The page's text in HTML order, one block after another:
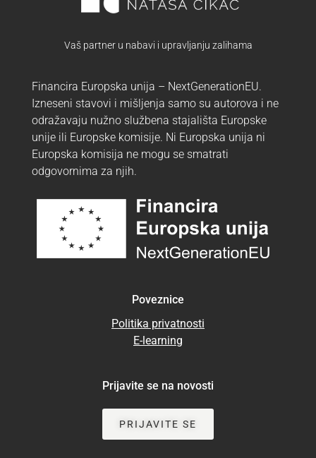
Vaš partner u nabavi i upravljanju zalihama
Financira Europska unija – NextGenerationEU.
Izneseni stavovi i mišljenja samo su autorova i ne
odražavaju nužno službena stajališta Europske
unije ili Europske komisije. Ni Europska unija ni
Europska komisija ne mogu se smatrati
odgovornima za njih.
Poveznice
Politika privatnosti
E-learning
Prijavite se na novosti
PRIJAVITE SE